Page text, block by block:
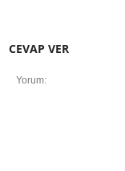
CEVAP VER